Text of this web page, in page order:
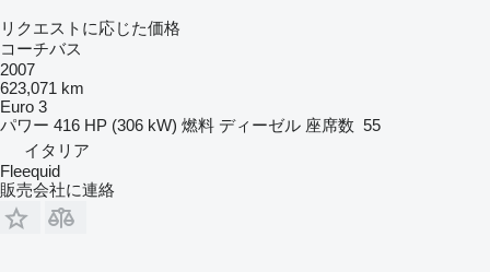
リクエストに応じた価格
コーチバス
2007
623,071 km
Euro 3
パワー 416 HP (306 kW) 燃料 ディーゼル 座席数 55
イタリア
Fleequid
販売会社に連絡